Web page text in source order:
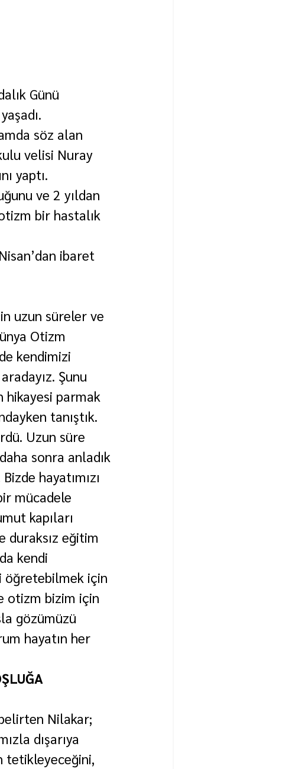
Günü
söz alan
velisi Nuray
yaptı.
ve 2 yıldan
bir hastalık
ibaret
uzun süreler ve
Otizm
kendimizi
Şunu
parmak
tanıştık.
Uzun süre
sonra anladık
hayatımızı
mücadele
kapıları
duraksız eğitim
kendi
öğretebilmek için
otizm bizim için
gözümüzü
hayatın her
Nilakar;
dışarıya
tetikleyeceğini,